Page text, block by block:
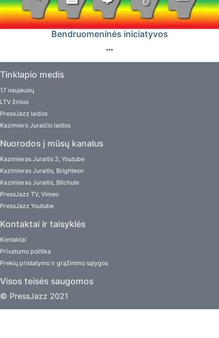
Bendruomeninės iniciatyvos
Tinklapio medis
17 naujausių
LTV žinios
PressJazz laidos
Kazimiero Juraičio laidos
Nuorodos į mūsų kanalus
Kazimieras Juraitis 3, Youtube
Kazimieras Juraitis, Brighteon
Kazimieras Juraitis, Bitchute
PressJazz TV, Vimeo
PressJazz Youtube
Kontaktai ir taisyklės
Kontaktai
Privatumo politika
Prekių pristatymo ir grąžinimo sąlygos
Visos teisės saugomos
© PressJazz 2021